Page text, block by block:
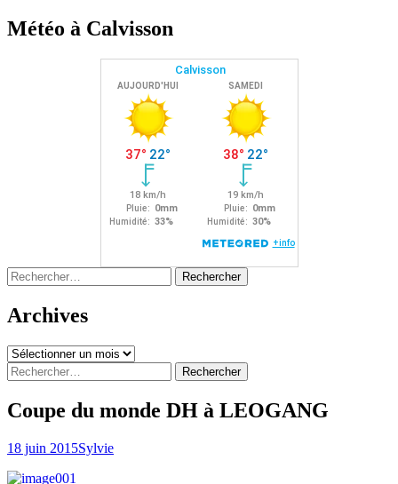
Météo à Calvisson
Rechercher :
Archives
Archives
Rechercher :
Coupe du monde DH à LEOGANG
18 juin 2015Sylvie